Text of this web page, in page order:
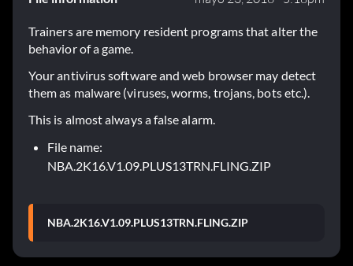
Trainers are memory resident programs that alter the
behavior of a game.
Your antivirus software and web browser may detect
them as malware (viruses, worms, trojans, bots etc.).
This is almost always a false alarm.
File name:
NBA.2K16.V1.09.PLUS13TRN.FLING.ZIP
NBA.2K16.V1.09.PLUS13TRN.FLING.ZIP